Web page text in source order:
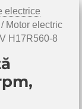
electrice
/ Motor electric
H17R560-8